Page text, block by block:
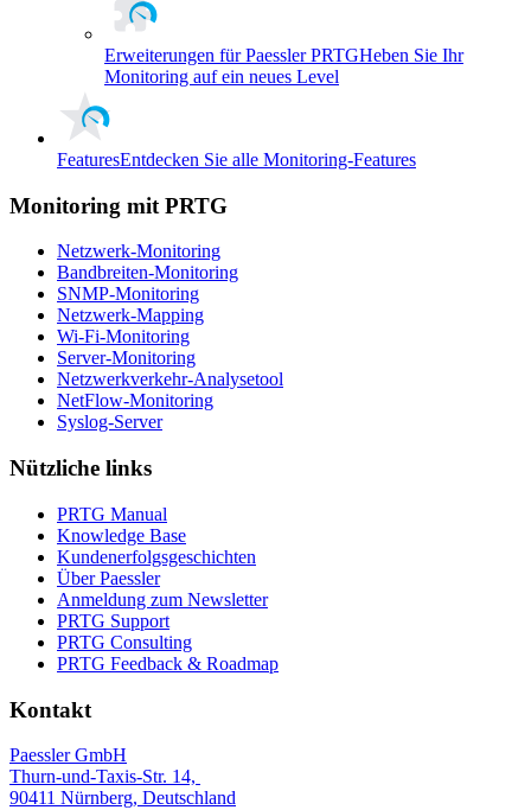
Erweiterungen für Paessler PRTGHeben Sie Ihr
Monitoring auf ein neues Level
FeaturesEntdecken Sie alle Monitoring-Features
Monitoring mit PRTG
Netzwerk-Monitoring
Bandbreiten-Monitoring
SNMP-Monitoring
Netzwerk-Mapping
Wi-Fi-Monitoring
Server-Monitoring
Netzwerkverkehr-Analysetool
NetFlow-Monitoring
Syslog-Server
Nützliche links
PRTG Manual
Knowledge Base
Kundenerfolgsgeschichten
Über Paessler
Anmeldung zum Newsletter
PRTG Support
PRTG Consulting
PRTG Feedback & Roadmap
Kontakt
Paessler GmbH
Thurn-und-Taxis-Str. 14,
90411 Nürnberg, Deutschland